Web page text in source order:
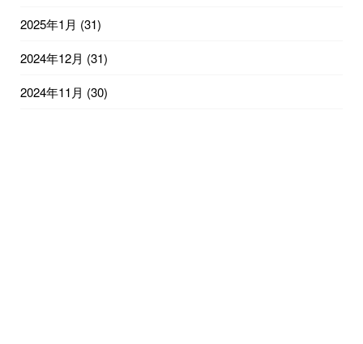
2025年1月 (31)
2024年12月 (31)
2024年11月 (30)